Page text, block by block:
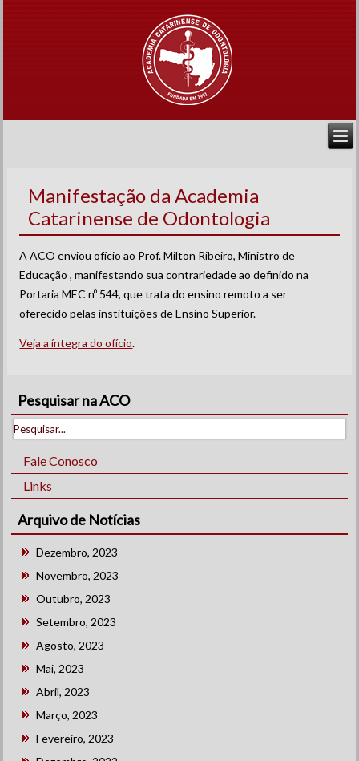
Manifestação da Academia
Catarinense de Odontologia
A ACO enviou ofício ao Prof. Milton Ribeiro, Ministro de
Educação , manifestando sua contrariedade ao definido na
Portaria MEC nº 544, que trata do ensino remoto a ser
oferecido pelas instituições de Ensino Superior.
Veja a íntegra do ofício.
Pesquisar na ACO
Fale Conosco
Links
Arquivo de Notícias
Dezembro, 2023
Novembro, 2023
Outubro, 2023
Setembro, 2023
Agosto, 2023
Mai, 2023
Abril, 2023
Março, 2023
Fevereiro, 2023